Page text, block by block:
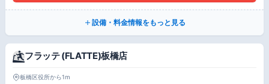
設備・料金情報をもっと見る
フラッテ (FLATTE)板橋店
板橋区役所から1m